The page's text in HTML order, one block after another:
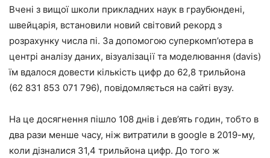
Вчені з вищої школи прикладних наук в граубюндені,
швейцарія, встановили новий світовий рекорд з
розрахунку числа пі. За допомогою суперкомп’ютера в
центрі аналізу даних, візуалізації та моделювання (davis)
їм вдалося довести кількість цифр до 62,8 трильйона
(62 831 853 071 796), повідомляється на сайті вузу.
На це досягнення пішло 108 днів і дев’ять годин, тобто в
два рази менше часу, ніж витратили в google в 2019-му,
коли дізналися 31,4 трильйона цифр. До того ж